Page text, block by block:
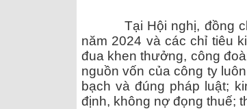
Tại Hội nghị, đồng chí
năm 2024 và các chỉ tiêu
đua khen thưởng, công
nguồn vốn của công ty
bạch và đúng pháp luật;
định, không nợ đọng thuế;